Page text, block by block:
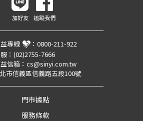
加好友 追蹤我們
專線 ： 0800-211-922
： (02)2755-7666
信箱： cs@sinyi.com.tw
市信義區信義路五段100號
門市據點
服務條款